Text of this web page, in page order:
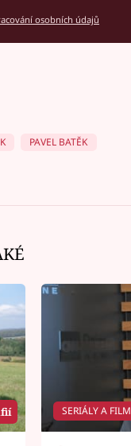
osobních údajů
PAVEL BATĚK
SERIÁLY A